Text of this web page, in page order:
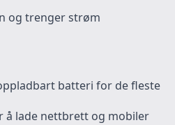
og trenger strøm
batteri for de fleste
å lade nettbrett og mobiler